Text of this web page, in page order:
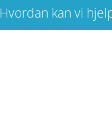
Hvordan kan vi